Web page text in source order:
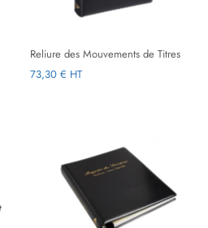
Reliure des Mouvements de Titres
73,30 € HT